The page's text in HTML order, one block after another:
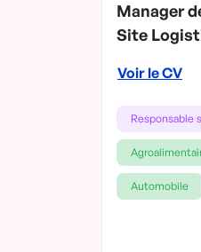
Manager
Site
Voir le CV
Responsable
Automobile